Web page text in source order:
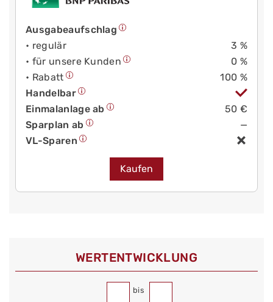
Ausgabeaufschlag
• regulär
3 %
• für unsere Kunden
0 %
• Rabatt
100 %
Handelbar
Einmalanlage ab
50 €
Sparplan ab
—
VL-Sparen
Kaufen
WERT­ENTWICKLUNG
bis